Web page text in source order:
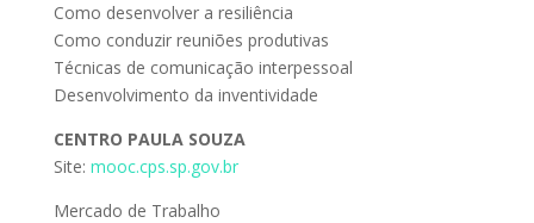
Como desenvolver a resiliência
Como conduzir reuniões produtivas
Técnicas de comunicação interpessoal
Desenvolvimento da inventividade
CENTRO PAULA SOUZA
Site: mooc.cps.sp.gov.br
Mercado de Trabalho